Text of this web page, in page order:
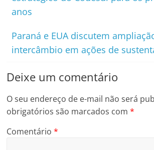
anos
Paraná e EUA discutem
intercâmbio em ações de
Deixe um comentário
O seu endereço de e-mail não será
obrigatórios são marcados com*
Comentário*